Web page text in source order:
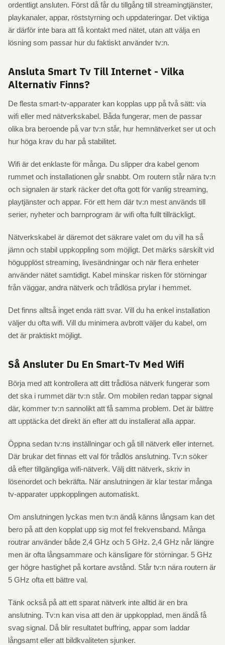
ordentligt ansluten. Först då får du tillgång till streamingtjänster,
playkanaler, appar, röststyrning och uppdateringar. Det viktiga
är därför inte bara att få kontakt med nätet, utan att välja en
lösning som passar hur du faktiskt använder tv:n.
Ansluta Smart Tv Till Internet - Vilka
Alternativ Finns?
De flesta smart-tv-apparater kan kopplas upp på två sätt: via
wifi eller med nätverkskabel. Båda fungerar, men de passar
olika bra beroende på var tv:n står, hur hemnätverket ser ut och
hur höga krav du har på stabilitet.
Wifi är det enklaste för många. Du slipper dra kabel genom
rummet och installationen går snabbt. Om routern står nära tv:n
och signalen är stark räcker det ofta gott för vanlig streaming,
playtjänster och appar. För ett hem där tv:n mest används till
serier, nyheter och barnprogram är wifi ofta fullt tillräckligt.
Nätverkskabel är däremot det säkrare valet om du vill ha så
jämn och stabil uppkoppling som möjligt. Det märks särskilt vid
högupplöst streaming, livesändningar och när flera enheter
använder nätet samtidigt. Kabel minskar risken för störningar
från väggar, andra nätverk och trådlösa prylar i hemmet.
Det finns alltså inget enda rätt svar. Vill du ha enkel installation
väljer du ofta wifi. Vill du minimera avbrott väljer du kabel, om
det är praktiskt möjligt.
Så Ansluter Du En Smart-Tv Med Wifi
Börja med att kontrollera att ditt trådlösa nätverk fungerar som
det ska i rummet där tv:n står. Om mobilen redan tappar signal
där, kommer tv:n sannolikt att få samma problem. Det är bättre
att upptäcka det direkt än efter att du installerat alla appar.
Öppna sedan tv:ns inställningar och gå till nätverk eller internet.
Där brukar det finnas ett val för trådlös anslutning. Tv:n söker
då efter tillgängliga wifi-nätverk. Välj ditt nätverk, skriv in
lösenordet och bekräfta. När anslutningen är klar testar många
tv-apparater uppkopplingen automatiskt.
Om anslutningen lyckas men tv:n ändå känns långsam kan det
bero på att den kopplat upp sig mot fel frekvensband. Många
routrar använder både 2,4 GHz och 5 GHz. 2,4 GHz når längre
men är ofta långsammare och känsligare för störningar. 5 GHz
ger högre hastighet på kortare avstånd. Står tv:n nära routern är
5 GHz ofta ett bättre val.
Tänk också på att ett sparat nätverk inte alltid är en bra
anslutning. Tv:n kan visa att den är uppkopplad, men ändå få
svag signal. Då blir resultatet buffring, appar som laddar
långsamt eller att bildkvaliteten sjunker.